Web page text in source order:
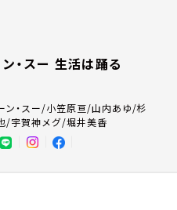
・スー 生活は踊る
ン・スー/小笠原亘/山内あゆ/杉
/宇賀神メグ/堀井美香